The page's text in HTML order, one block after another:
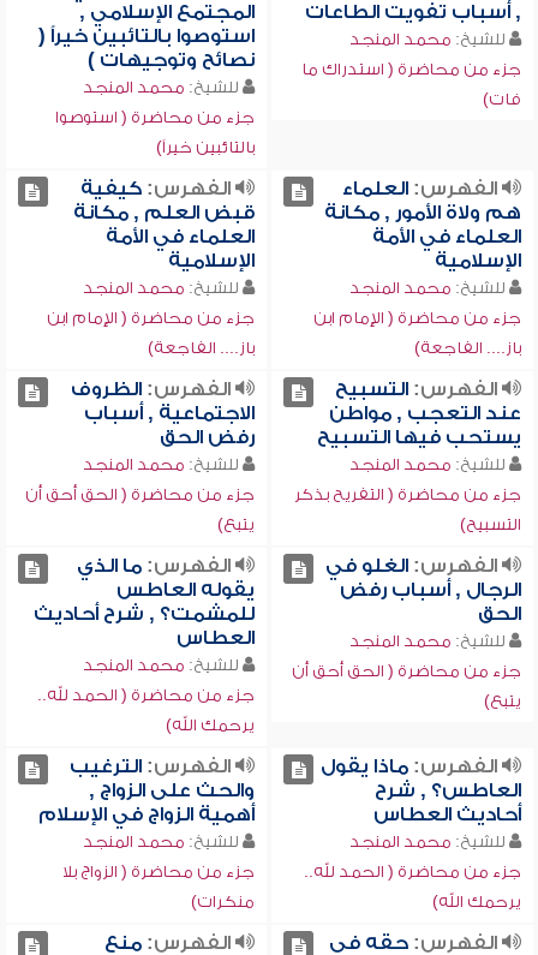
, أسباب تفويت الطاعات
للشيخ: محمد المنجد
جزء من محاضرة ( استدراك ما
فات)
المجتمع الإسلامي ,
استوصوا بالتائبين خيراً (
نصائح وتوجيهات )
للشيخ: محمد المنجد
جزء من محاضرة ( استوصوا
بالتائبين خيراً)
الفهرس:العلماء
هم ولاة الأمور , مكانة
العلماء في الأمة
الإسلامية
للشيخ: محمد المنجد
جزء من محاضرة ( الإمام ابن
باز.... الفاجعة)
الفهرس:كيفية
قبض العلم , مكانة
العلماء في الأمة
الإسلامية
للشيخ: محمد المنجد
جزء من محاضرة ( الإمام ابن
باز.... الفاجعة)
الفهرس:التسبيح
عند التعجب , مواطن
يستحب فيها التسبيح
للشيخ: محمد المنجد
جزء من محاضرة ( التفريح بذكر
التسبيح)
الفهرس:الظروف
الاجتماعية , أسباب
رفض الحق
للشيخ: محمد المنجد
جزء من محاضرة ( الحق أحق أن
يتبع)
الفهرس:الغلو في
الرجال , أسباب رفض
الحق
للشيخ: محمد المنجد
جزء من محاضرة ( الحق أحق أن
يتبع)
الفهرس:ما الذي
يقوله العاطس
للمشمت؟ , شرح أحاديث
العطاس
للشيخ: محمد المنجد
جزء من محاضرة ( الحمد لله..
يرحمك الله)
الفهرس:ماذا يقول
العاطس؟ , شرح
أحاديث العطاس
للشيخ: محمد المنجد
جزء من محاضرة ( الحمد لله..
يرحمك الله)
الفهرس:الترغيب
والحث على الزواج ,
أهمية الزواج في الإسلام
للشيخ: محمد المنجد
جزء من محاضرة ( الزواج بلا
منكرات)
الفهرس:حقه في
الفهرس:منع